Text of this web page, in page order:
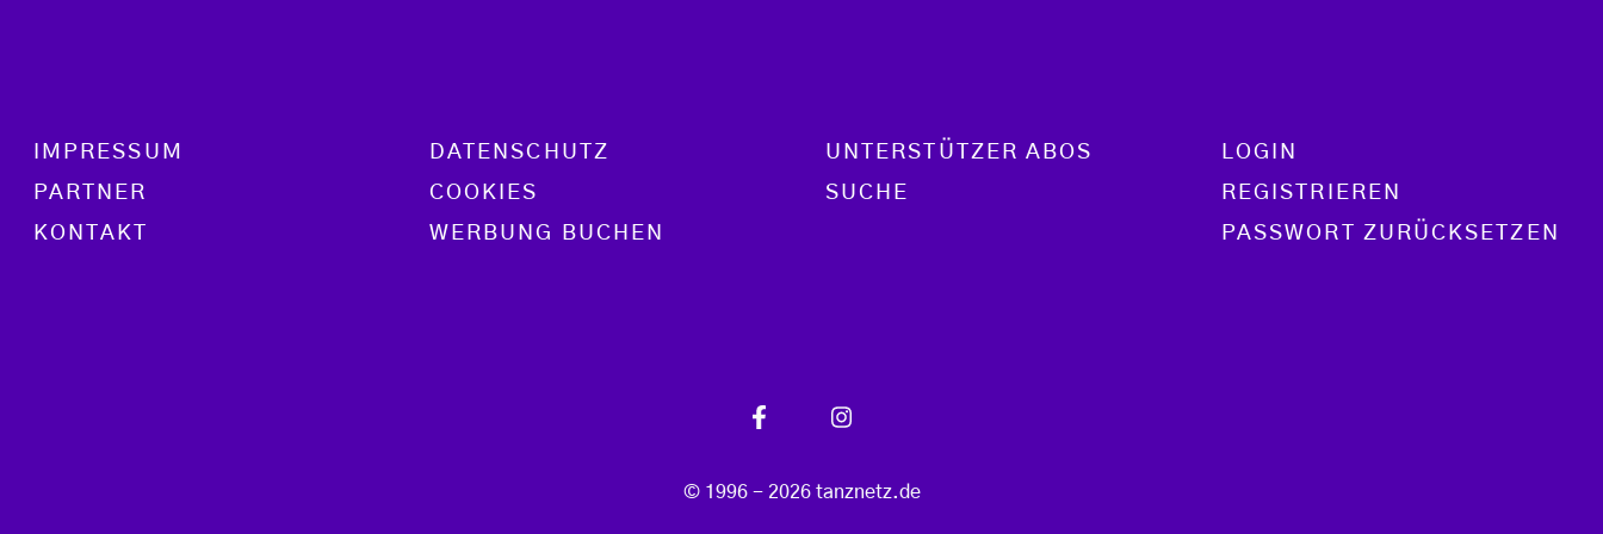
Footer menu
IMPRESSUM
PARTNER
KONTAKT
DATENSCHUTZ
COOKIES
WERBUNG BUCHEN
UNTERSTÜTZER ABOS
SUCHE
LOGIN
REGISTRIEREN
PASSWORT ZURÜCKSETZEN
© 1996 - 2026 tanznetz.de